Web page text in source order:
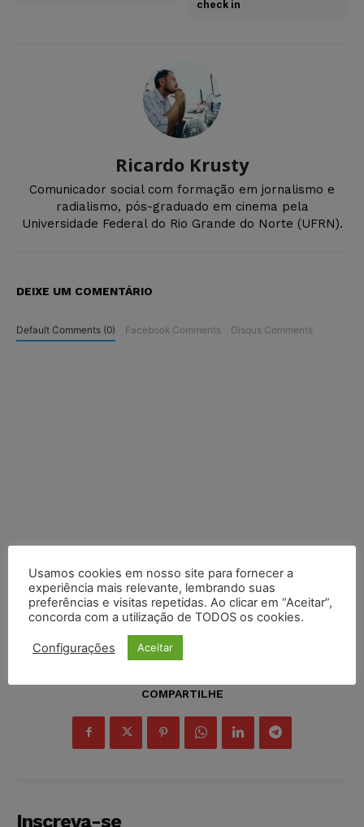
check in
Ricardo Krusty
Comunicador social com formação em jornalismo e
radialismo, pós-graduado em cinema pela
Universidade Federal do Rio Grande do Norte (UFRN).
DEIXE UM COMENTÁRIO
Default Comments (0) Facebook Comments Disqus Comments
COMPARTILHE
Inscreva-se
Usamos cookies em nosso site para fornecer a
experiência mais relevante, lembrando suas
preferências e visitas repetidas. Ao clicar em “Aceitar”,
concorda com a utilização de TODOS os cookies.
Configurações Aceitar